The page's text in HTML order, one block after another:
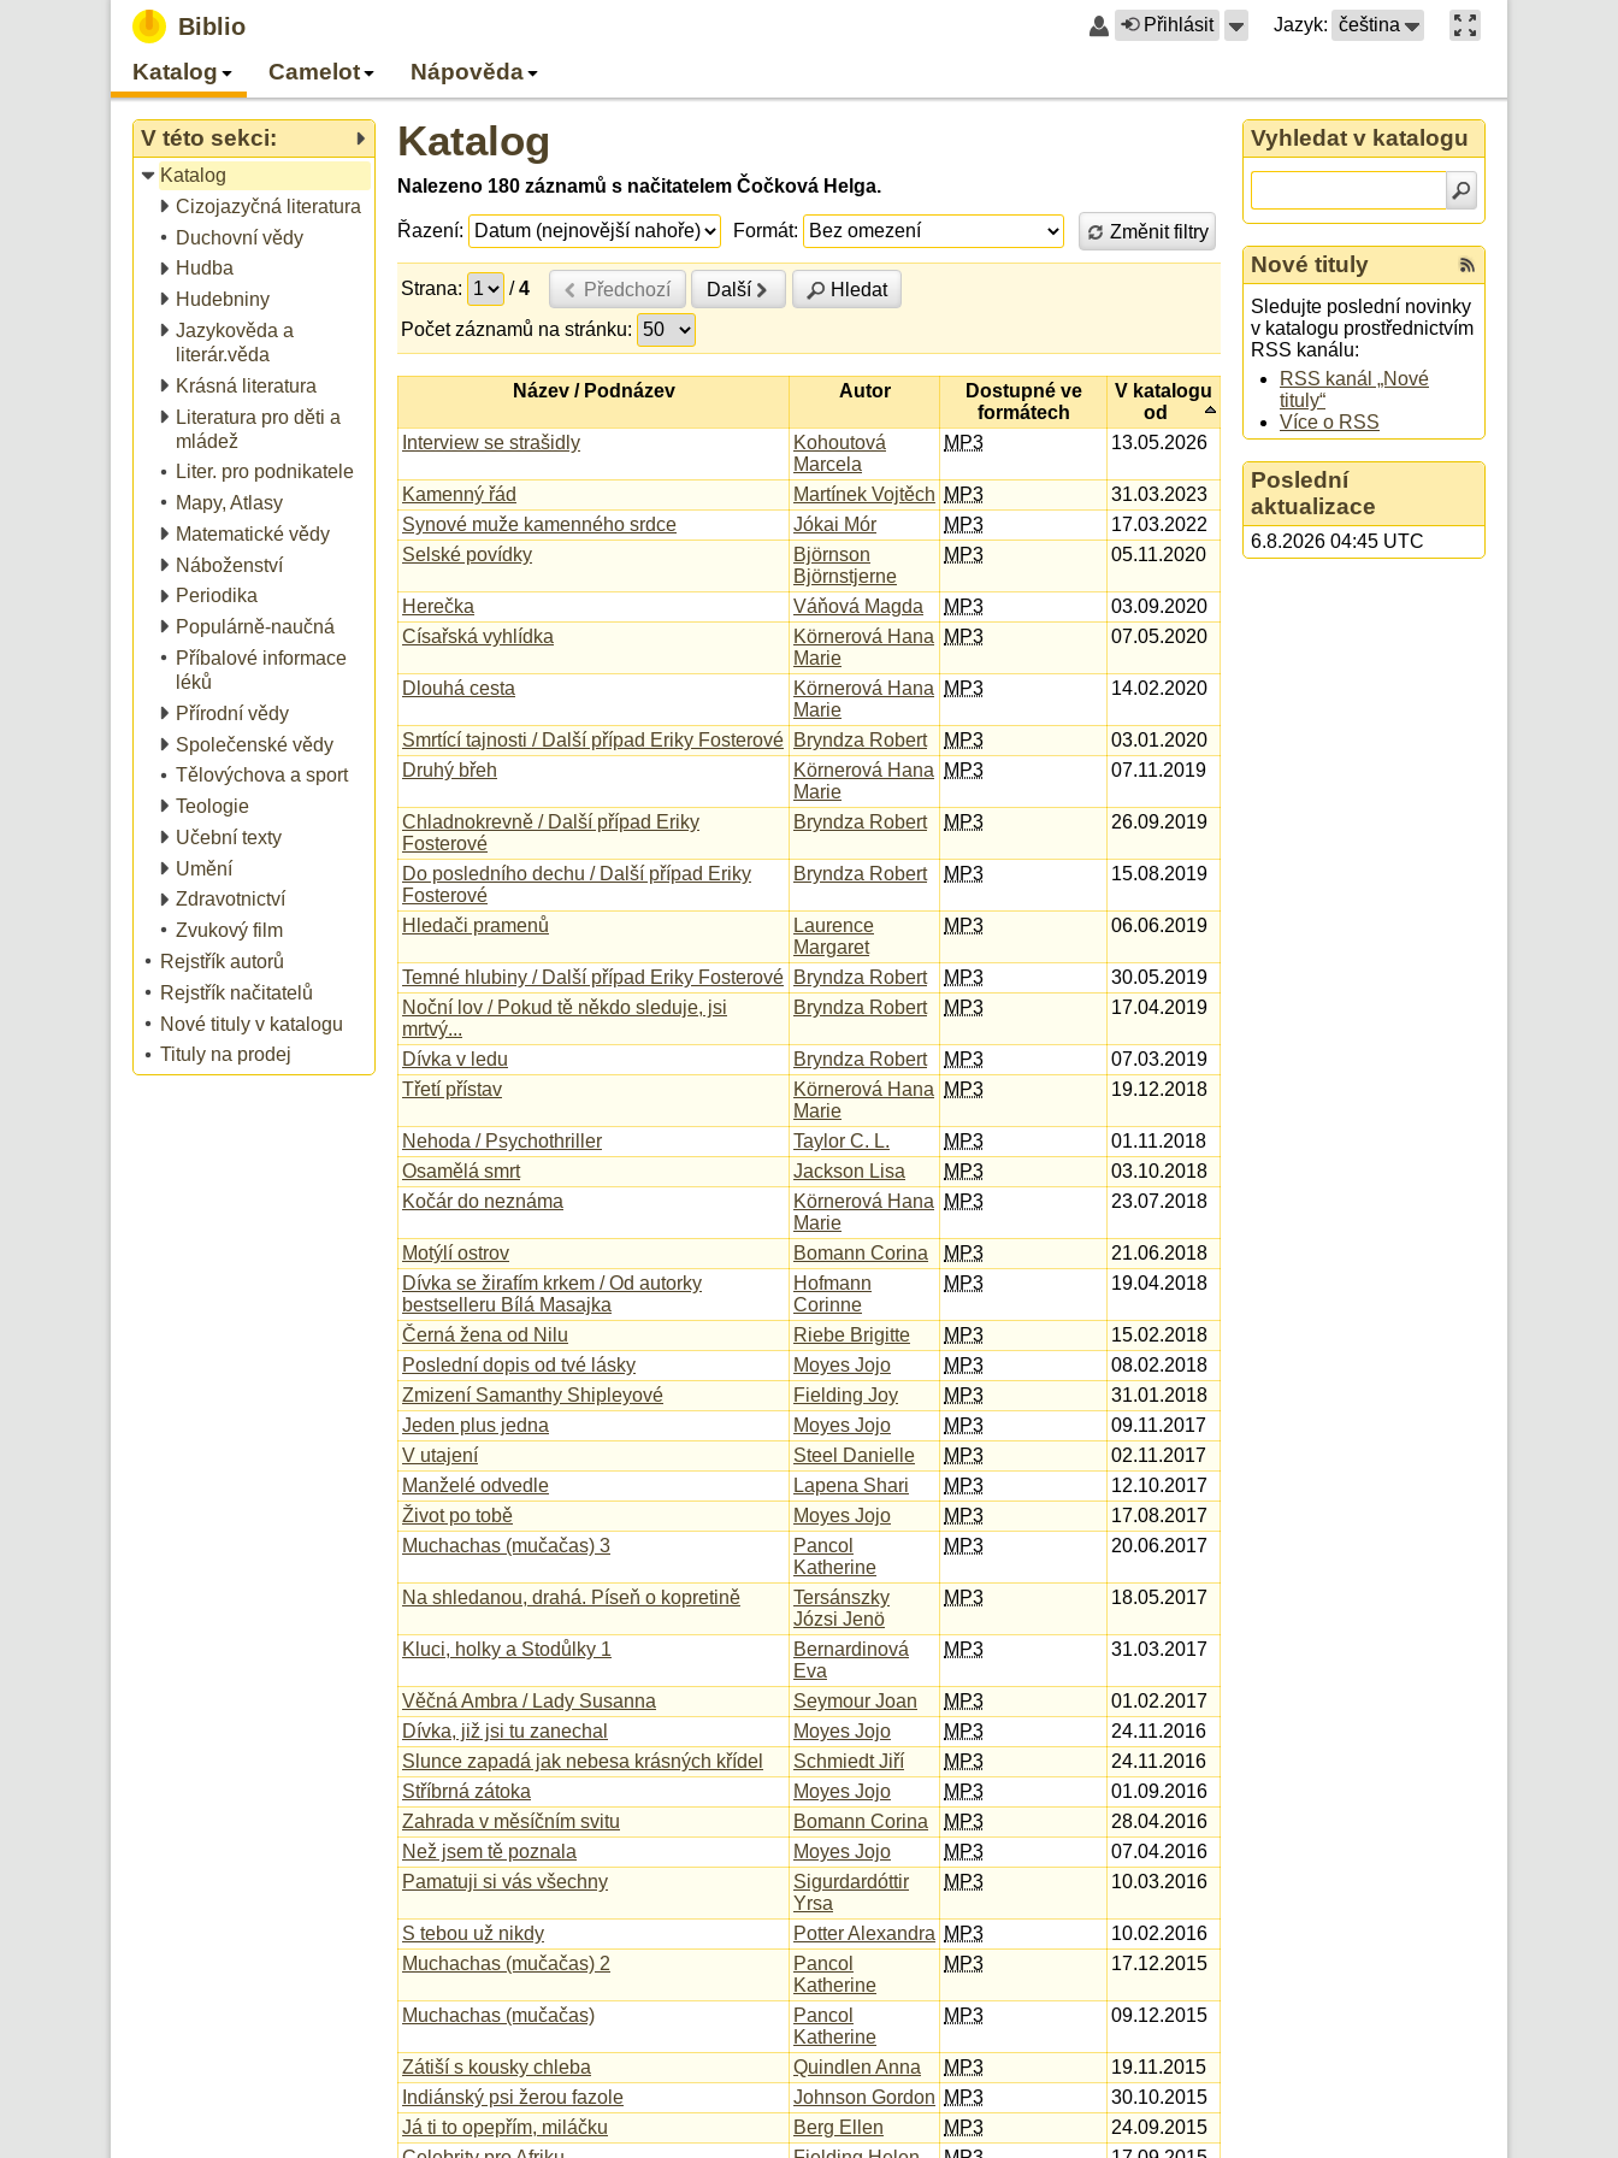
Biblio Přihlásit Jazyk: čeština
Katalog Camelot Nápověda
V této sekci:
Katalog
Cizojazyčná literatura
Duchovní vědy
Hudba
Hudebniny
Jazykověda a
literár.věda
Krásná literatura
Literatura pro děti a
mládež
Liter. pro podnikatele
Mapy, Atlasy
Matematické vědy
Náboženství
Periodika
Populárně-naučná
Příbalové informace
léků
Přírodní vědy
Společenské vědy
Tělovýchova a sport
Teologie
Učební texty
Umění
Zdravotnictví
Zvukový film
Rejstřík autorů
Rejstřík načitatelů
Nové tituly v katalogu
Tituly na prodej
Katalog
Nalezeno 180 záznamů s načitatelem Čočková Helga.
Řazení: Formát: Změnit filtry
Strana: /4 Předchozí Další
Hledat
Počet záznamů na stránku:
Název / Podnázev Autor
Dostupné ve
formátech
V katalogu
od
Interview se strašidly
Kohoutová
Marcela
MP3 13.05.2026
Kamenný řád Martínek Vojtěch MP3
31.03.2023
Synové muže kamenného srdce
Jókai Mór MP3
17.03.2022
Selské povídky
Björnson
Björnstjerne
MP3 05.11.2020
Herečka Váňová Magda MP3
03.09.2020
Císařská vyhlídka
Körnerová Hana
Marie
MP3 07.05.2020
Dlouhá cesta
Körnerová Hana
Marie
MP3 14.02.2020
Smrtící tajnosti / Další případ Eriky Fosterové Bryndza Robert MP3
03.01.2020
Druhý břeh
Körnerová Hana
Marie
MP3 07.11.2019
Chladnokrevně / Další případ Eriky
Fosterové
Bryndza Robert MP3 26.09.2019
Do posledního dechu / Další případ Eriky
Fosterové
Bryndza Robert MP3 15.08.2019
Hledači pramenů
Laurence
Margaret
MP3 06.06.2019
Temné hlubiny / Další případ Eriky Fosterové Bryndza Robert MP3
30.05.2019
Noční lov / Pokud tě někdo sleduje, jsi
mrtvý...
Bryndza Robert MP3 17.04.2019
Dívka v ledu Bryndza Robert MP3
07.03.2019
Třetí přístav
Körnerová Hana
Marie
MP3 19.12.2018
Nehoda / Psychothriller Taylor C. L. MP3
01.11.2018
Osamělá smrt
Jackson Lisa MP3
03.10.2018
Kočár do neznáma
Körnerová Hana
Marie
MP3 23.07.2018
Motýlí ostrov Bomann Corina MP3
21.06.2018
Dívka se žirafím krkem / Od autorky
bestselleru Bílá Masajka
Hofmann
Corinne
MP3 19.04.2018
Černá žena od Nilu Riebe Brigitte MP3
15.02.2018
Poslední dopis od tvé lásky
Moyes Jojo MP3
08.02.2018
Zmizení Samanthy Shipleyové
Fielding Joy MP3
31.01.2018
Jeden plus jedna
Moyes Jojo MP3
09.11.2017
V utajení
Steel Danielle MP3
02.11.2017
Manželé odvedle
Lapena Shari MP3
12.10.2017
Život po tobě
Moyes Jojo MP3
17.08.2017
Muchachas (mučačas) 3
Pancol
Katherine
MP3 20.06.2017
Na shledanou, drahá. Píseň o kopretině
Tersánszky
Józsi Jenö
MP3 18.05.2017
Kluci, holky a Stodůlky 1
Bernardinová
Eva
MP3 31.03.2017
Věčná Ambra / Lady Susanna Seymour Joan MP3
01.02.2017
Dívka, již jsi tu zanechal
Moyes Jojo MP3
24.11.2016
Slunce zapadá jak nebesa krásných křídel
Schmiedt Jiří MP3
24.11.2016
Stříbrná zátoka
Moyes Jojo MP3
01.09.2016
Zahrada v měsíčním svitu
Bomann Corina MP3
28.04.2016
Než jsem tě poznala
Moyes Jojo MP3
07.04.2016
Pamatuji si vás všechny
Sigurdardóttir
Yrsa
MP3 10.03.2016
S tebou už nikdy Potter Alexandra MP3
10.02.2016
Muchachas (mučačas) 2
Pancol
Katherine
MP3 17.12.2015
Muchachas (mučačas)
Pancol
Katherine
MP3 09.12.2015
Zátiší s kousky chleba Quindlen Anna MP3
19.11.2015
Indiánský psi žerou fazole
Johnson Gordon MP3
30.10.2015
Já ti to opepřím, miláčku
Berg Ellen MP3
24.09.2015
Vyhledat v katalogu
Nové tituly
Sledujte poslední novinky
v katalogu prostřednictvím
RSS kanálu:
RSS kanál „Nové
tituly“
Více o RSS
Poslední
aktualizace
6.8.2026 04:45 UTC